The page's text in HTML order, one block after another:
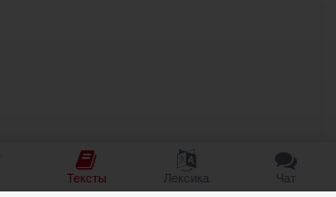
Тексты Лексика Чат